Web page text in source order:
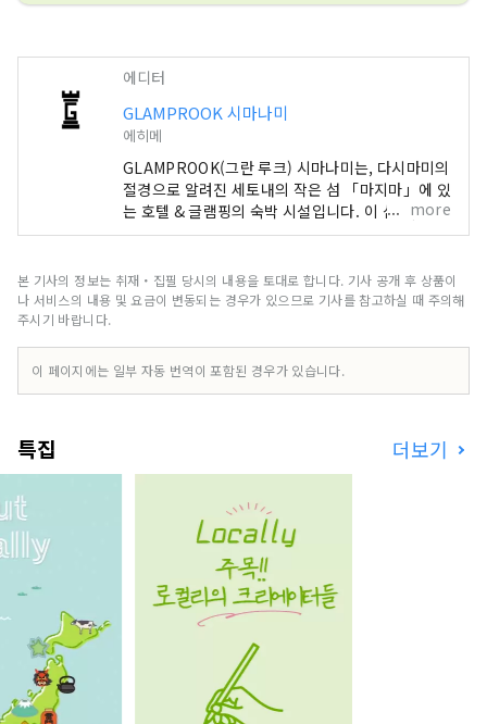
에디터
GLAMPROOK 시마나미
에히메
GLAMPROOK(그란 루크) 시마나미는, 다시마미의
절경으로 알려진 세토내의 작은 섬 「마지마」에 있
는 호텔 & 글램핑의 숙박 시설입니다. 이 섬은, 허가
차량만이 넣는 특별한 장소로, 숙박의 손님은 이마
뷰의 방에서는 바라보는 한 바다와 대박력의 내도
해협 대교를 바라볼 수 있어 마치 시간의 흐름이 천
자연을 체험할 수 있는 다양한 액티비티 등이 숙박
료에 포함된 올 인클루시브. 일본의 특별한 섬 「마
more
본 기사의 정보는 취재・집필 당시의 내용을 토대로 합니다. 기사 공개 후 상품이
나 서비스의 내용 및 요금이 변동되는 경우가 있으므로 기사를 참고하실 때 주의해
주시기 바랍니다.
이 페이지에는 일부 자동 번역이 포함된 경우가 있습니다.
특집 더보기